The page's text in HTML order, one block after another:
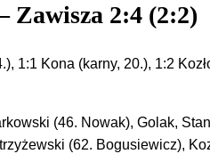
Zawisza 2:4 (2:2)
1:1 Kona (karny, 20.), 1:2
(46. Nowak), Golak,
(62. Bogusiewicz),